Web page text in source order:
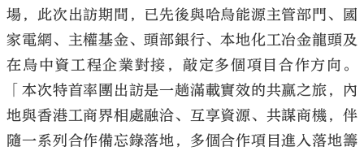
場，此次出訪期間，已先後與哈烏能源主管部門、國
家電網、主權基金、頭部銀行、本地化工冶金龍頭及
在烏中資工程企業對接，敲定多個項目合作方向。
「本次特首率團出訪是一趟滿載實效的共贏之旅，內
地與香港工商界相處融洽、互享資源、共謀商機，伴
隨一系列合作備忘錄落地，多個合作項目進入落地籌